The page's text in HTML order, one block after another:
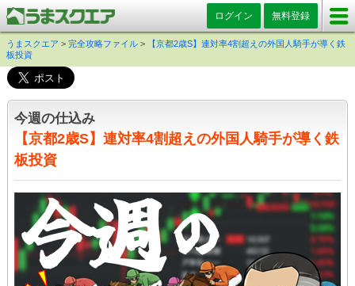
ログイン 無料登録
うまスクエア > 完全攻略ファイル >
【京都2歳S】連対率4割超えの外国人騎手が導く鉄
板投資
今週の仕込み
【京都2歳S】連対率4割超えの外国人騎手が導く鉄
板投資